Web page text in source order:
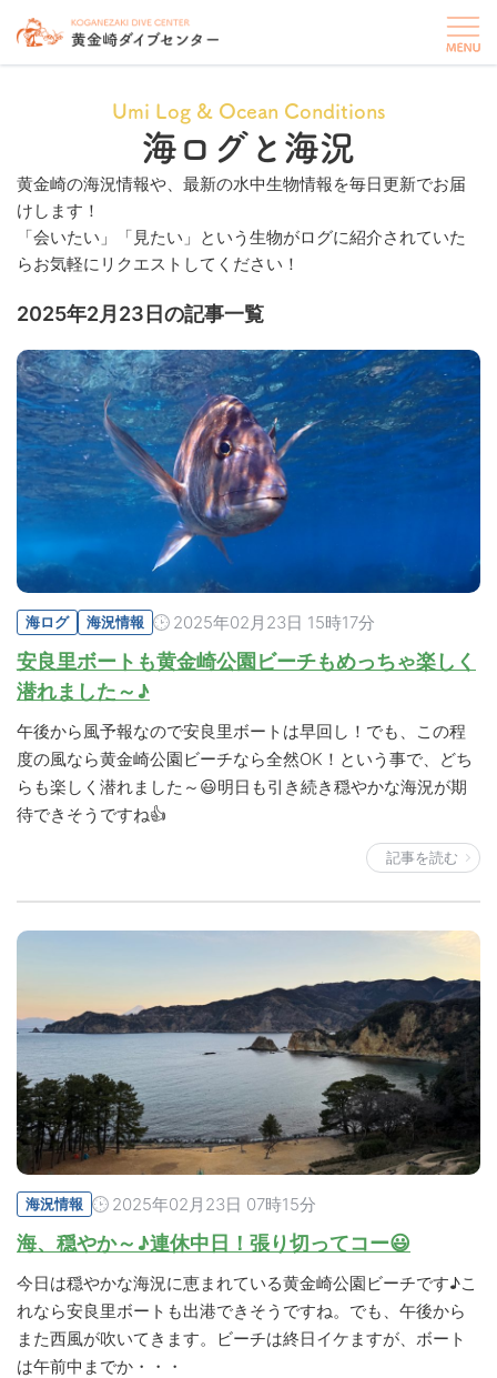
Umi Log & Ocean Conditions
海ログと海況
黄金崎の海況情報や、最新の水中生物情報を毎日更新でお届
けします！
「会いたい」「見たい」という生物がログに紹介されていた
らお気軽にリクエストしてください！
2025年2月23日の記事一覧
海ログ 海況情報 2025年02月23日 15時17分
安良里ボートも黄金崎公園ビーチもめっちゃ楽しく
潜れました～♪
午後から風予報なので安良里ボートは早回し！でも、この程
度の風なら黄金崎公園ビーチなら全然OK！という事で、どち
らも楽しく潜れました～😃明日も引き続き穏やかな海況が期
待できそうですね👍
記事を読む
海況情報 2025年02月23日 07時15分
海、穏やか～♪連休中日！張り切ってコー😃
今日は穏やかな海況に恵まれている黄金崎公園ビーチです♪こ
れなら安良里ボートも出港できそうですね。でも、午後から
また西風が吹いてきます。ビーチは終日イケますが、ボート
は午前中までか・・・